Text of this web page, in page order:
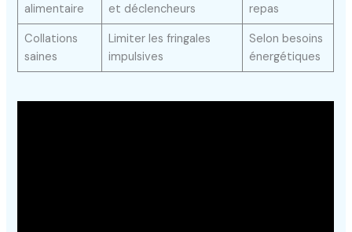
alimentaire
et déclencheurs
repas
Collations
saines
Limiter les fringales
impulsives
Selon besoins
énergétiques